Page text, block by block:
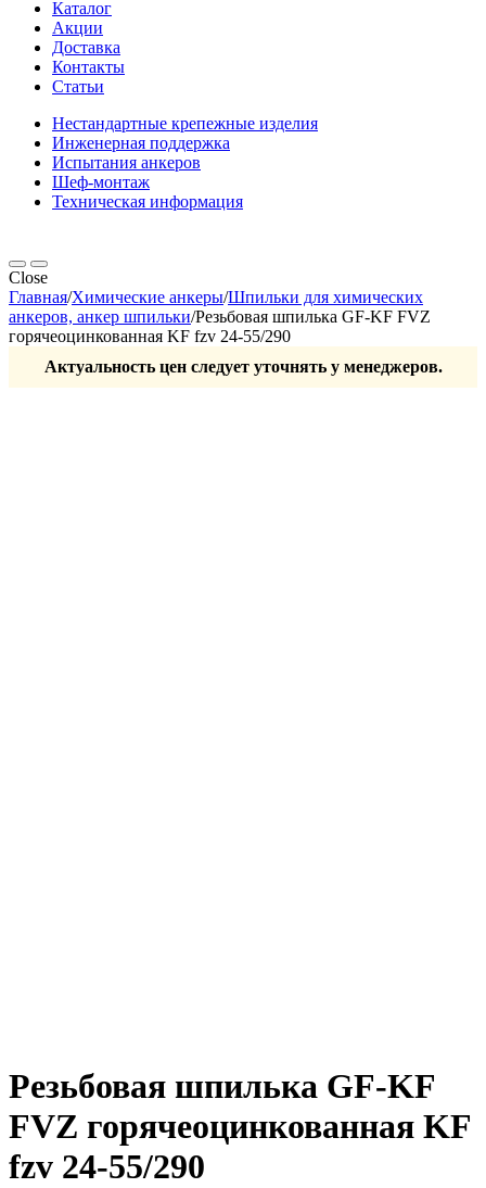
Каталог
Акции
Доставка
Контакты
Статьи
Нестандартные крепежные изделия
Инженерная поддержка
Испытания анкеров
Шеф-монтаж
Техническая информация
Close
Главная/Химические анкеры/Шпильки для химических
анкеров, анкер шпильки/Резьбовая шпилька GF-KF FVZ
горячеоцинкованная KF fzv 24-55/290
Актуальность цен следует уточнять у менеджеров.
Резьбовая шпилька GF-KF
FVZ горячеоцинкованная KF
fzv 24-55/290